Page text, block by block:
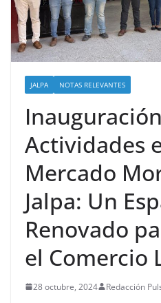
JALPA NOTAS RELEVANTES
Actividades
Mercado
Jalpa: Un
Renovado
el Comercio
28 octubre, 2024 Redacción